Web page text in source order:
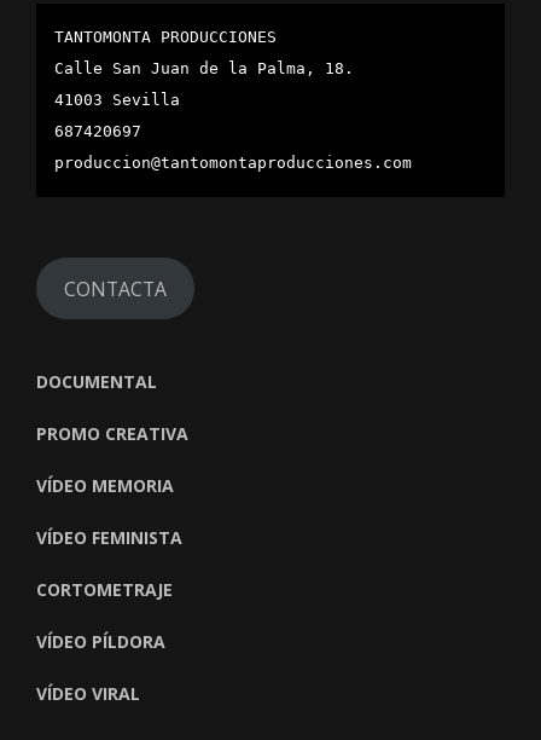
TANTOMONTA PRODUCCIONES
Calle San Juan de la Palma, 18.
41003 Sevilla
687420697
produccion@tantomontaproducciones.com
CONTACTA
DOCUMENTAL
PROMO CREATIVA
VÍDEO MEMORIA
VÍDEO FEMINISTA
CORTOMETRAJE
VÍDEO PÍLDORA
VÍDEO VIRAL